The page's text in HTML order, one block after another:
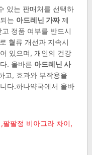
있는 판매처를 선택하
는 아드레닌 가짜제
정품 여부를 반드시
혈류 개선과 지속시
있으며, 개인의 건강
. 올바른 아드레닌 사
고, 효과와 부작용을
다.하나약국에서 올바
팔정 비아그라 차이,